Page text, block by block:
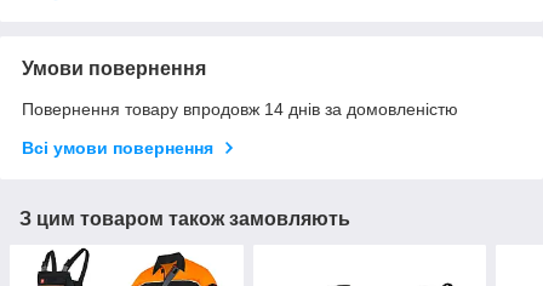
Умови повернення
Повернення товару впродовж 14 днів за домовленістю
Всі умови повернення
З цим товаром також замовляють